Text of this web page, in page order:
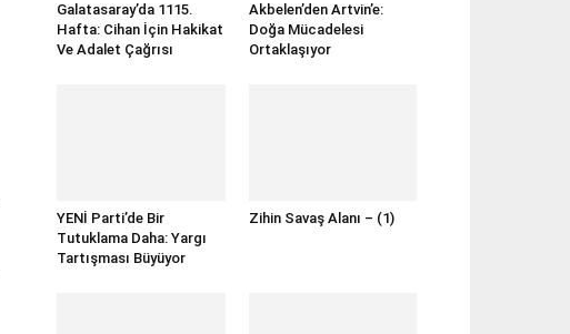
Galatasaray’da 1115.
Hafta: Cihan İçin Hakikat
Ve Adalet Çağrısı
Akbelen’den Artvin’e:
Doğa Mücadelesi
Ortaklaşıyor
YENİ Parti’de Bir
Tutuklama Daha: Yargı
Tartışması Büyüyor
Zihin Savaş Alanı – (1)